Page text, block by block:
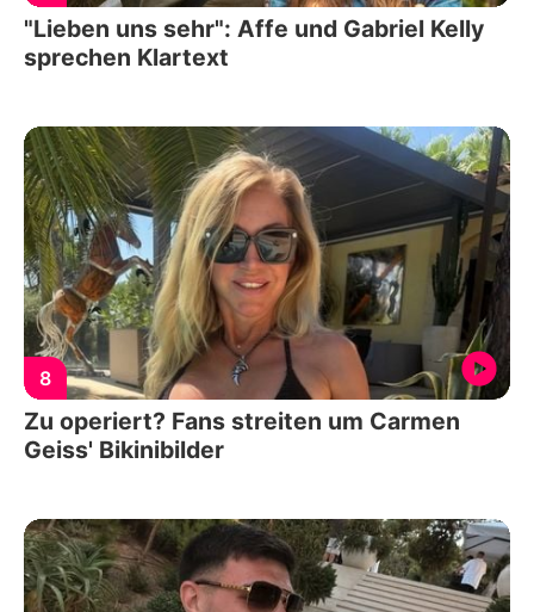
"Lieben uns sehr": Affe und Gabriel Kelly
sprechen Klartext
8
Zu operiert? Fans streiten um Carmen
Geiss' Bikinibilder